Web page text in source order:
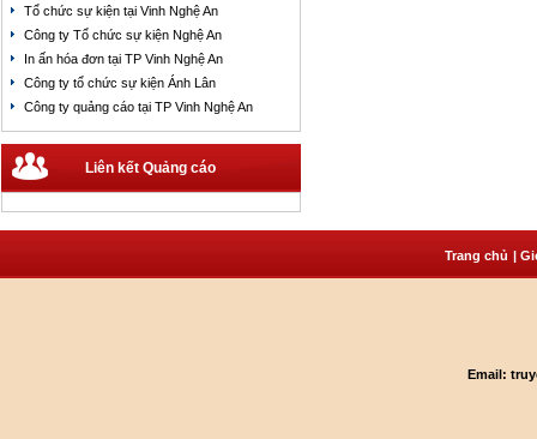
Tổ chức sự kiện tại Vinh Nghệ An
Công ty Tổ chức sự kiện Nghệ An
In ấn hóa đơn tại TP Vinh Nghệ An
Công ty tổ chức sự kiện Ánh Lân
Công ty quảng cáo tại TP Vinh Nghệ An
Liên kết Quảng cáo
Trang chủ |
Email: